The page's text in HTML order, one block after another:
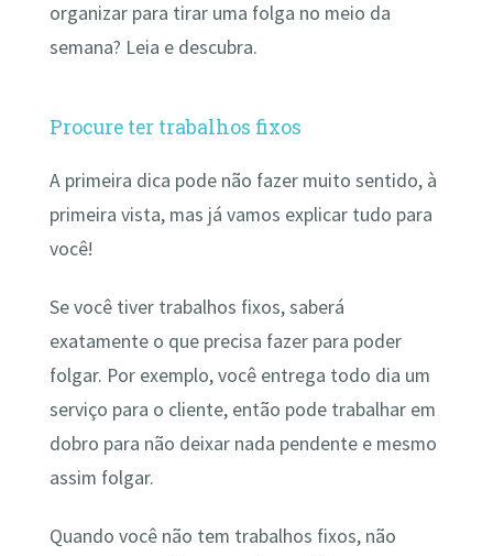
organizar para tirar uma folga no meio da
semana? Leia e descubra.
Procure ter trabalhos fixos
A primeira dica pode não fazer muito sentido, à
primeira vista, mas já vamos explicar tudo para
você!
Se você tiver trabalhos fixos, saberá
exatamente o que precisa fazer para poder
folgar. Por exemplo, você entrega todo dia um
serviço para o cliente, então pode trabalhar em
dobro para não deixar nada pendente e mesmo
assim folgar.
Quando você não tem trabalhos fixos, não